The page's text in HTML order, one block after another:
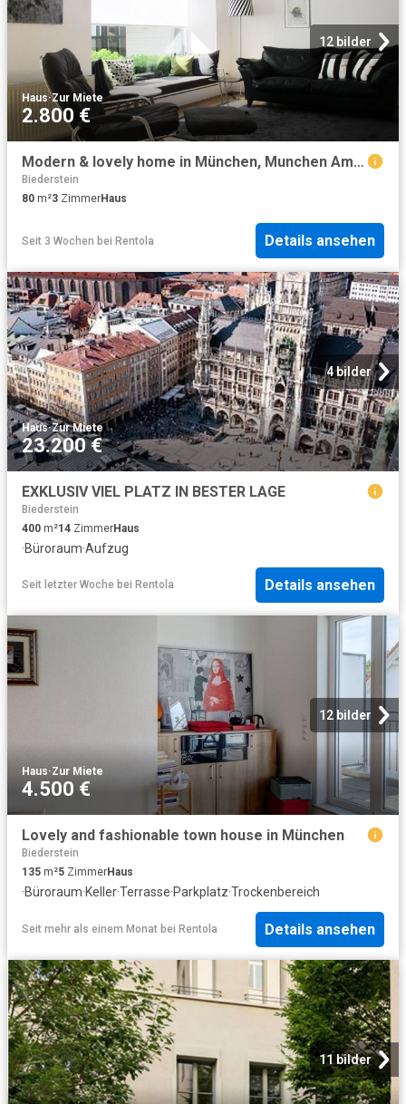
12 bilder
Haus·Zur Miete
2.800 €
Modern & lovely home in München, Munchen Amsterdam Apartments for Rent
Biederstein
80 m²3 ZimmerHaus
Seit 3 Wochen bei Rentola Details ansehen
4 bilder
Haus·Zur Miete
23.200 €
EXKLUSIV VIEL PLATZ IN BESTER LAGE
Biederstein
400 m²14 ZimmerHaus
·Büroraum·Aufzug
Seit letzter Woche bei Rentola Details ansehen
12 bilder
Haus·Zur Miete
4.500 €
Lovely and fashionable town house in München
Biederstein
135 m²5 ZimmerHaus
·Büroraum·Keller·Terrasse·Parkplatz·Trockenbereich
Seit mehr als einem Monat bei Rentola Details ansehen
11 bilder